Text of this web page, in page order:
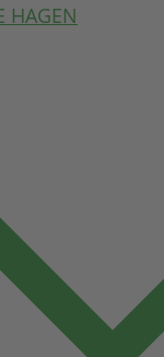
HAGEN